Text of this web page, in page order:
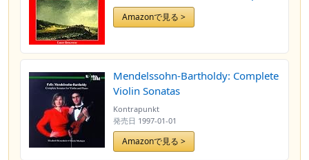
Amazonで見る >
Mendelssohn-Bartholdy: Complete
Violin Sonatas
Kontrapunkt
発売日 1997-01-01
Amazonで見る >